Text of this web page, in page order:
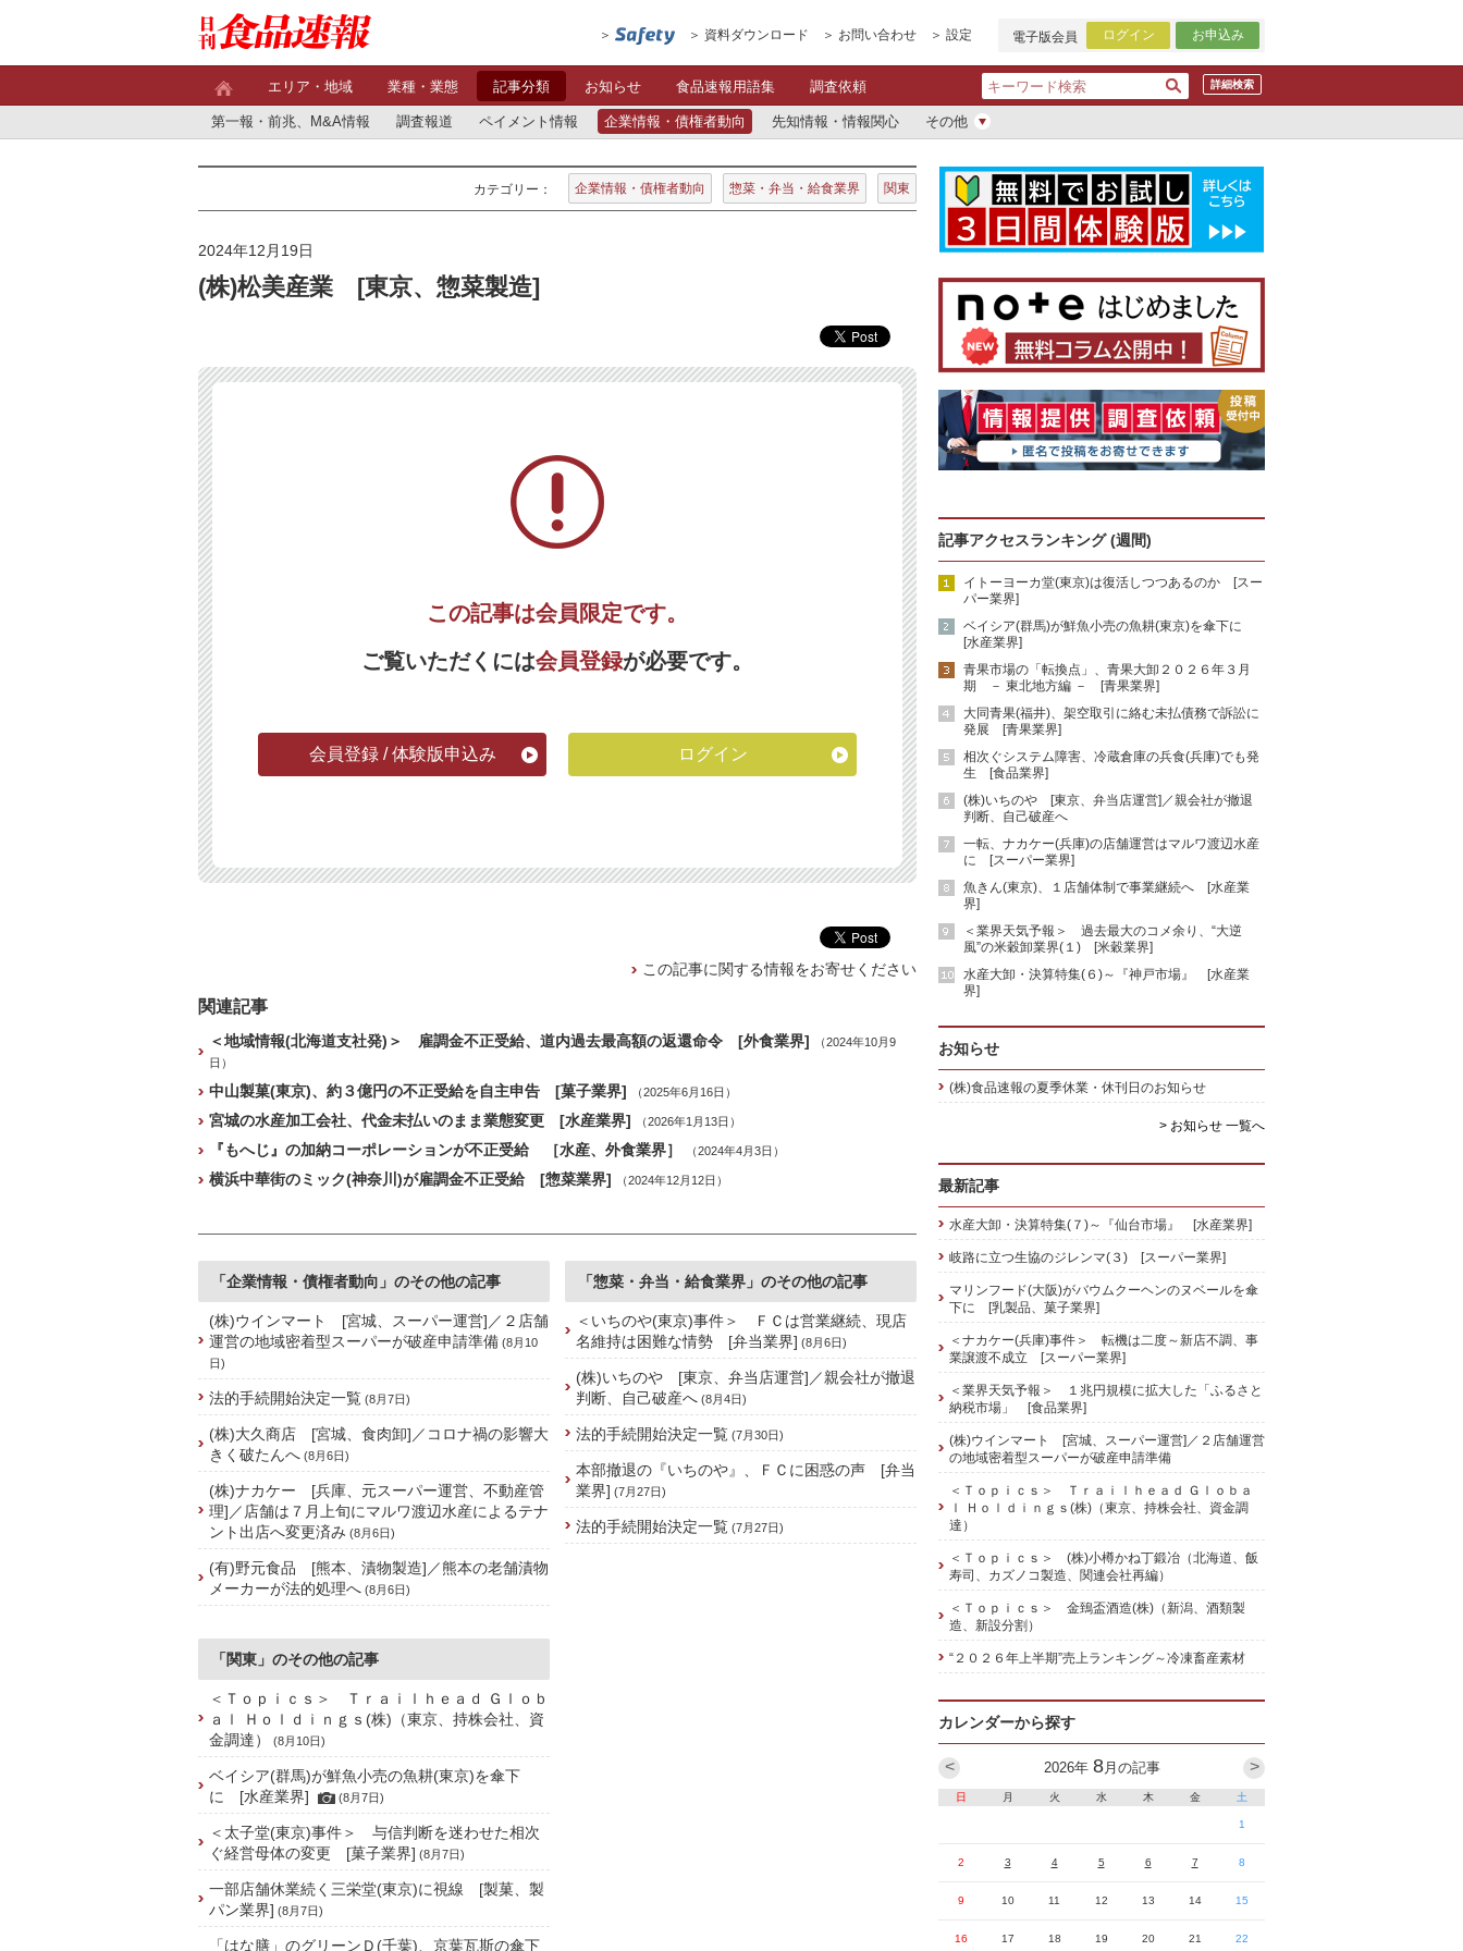
資料ダウンロード お問い合わせ 設定 電子版会員 ログイン お申込み
詳細検索
エリア・地域 業種・業態 記事分類 お知らせ 食品速報用語集 調査依頼
第一報・前兆、M&A情報 調査報道 ペイメント情報 企業情報・債権者動向 先知情報・情報関心 その他
カテゴリー： 企業情報・債権者動向 惣菜・弁当・給食業界 関東
2024年12月19日
(株)松美産業 [東京、惣菜製造]
この記事は会員限定です。
ご覧いただくには会員登録が必要です。
会員登録 / 体験版申込み ログイン
この記事に関する情報をお寄せください
関連記事
＜地域情報(北海道支社発)＞ 雇調金不正受給、道内過去最高額の返還命令 [外食業界]
（2024年10月9
日）
中山製菓(東京)、約３億円の不正受給を自主申告 [菓子業界] （2025年6月16日）
宮城の水産加工会社、代金未払いのまま業態変更 [水産業界] （2026年1月13日）
『もへじ』の加納コーポレーションが不正受給 ［水産、外食業界］ （2024年4月3日）
横浜中華街のミック(神奈川)が雇調金不正受給 [惣菜業界] （2024年12月12日）
「企業情報・債権者動向」のその他の記事
(株)ウインマート [宮城、スーパー運営]／２店舗
運営の地域密着型スーパーが破産申請準備 (8月10
日)
法的手続開始決定一覧 (8月7日)
(株)大久商店 [宮城、食肉卸]／コロナ禍の影響大
きく破たんへ (8月6日)
(株)ナカケー [兵庫、元スーパー運営、不動産管
理]／店舗は７月上旬にマルワ渡辺水産によるテナ
ント出店へ変更済み (8月6日)
(有)野元食品 [熊本、漬物製造]／熊本の老舗漬物
メーカーが法的処理へ (8月6日)
「惣菜・弁当・給食業界」のその他の記事
＜いちのや(東京)事件＞ ＦＣは営業継続、現店
名維持は困難な情勢 [弁当業界] (8月6日)
(株)いちのや [東京、弁当店運営]／親会社が撤退
判断、自己破産へ (8月4日)
法的手続開始決定一覧 (7月30日)
本部撤退の『いちのや』、ＦＣに困惑の声 [弁当
業界] (7月27日)
法的手続開始決定一覧 (7月27日)
「関東」のその他の記事
＜Ｔｏｐｉｃｓ＞ Ｔｒａｉｌｈｅａｄ Ｇｌｏｂ
ａｌ Ｈｏｌｄｉｎｇｓ(株)（東京、持株会社、資
金調達）
(8月10日)
ベイシア(群馬)が鮮魚小売の魚耕(東京)を傘下
に [水産業界]
(8月7日)
＜太子堂(東京)事件＞ 与信判断を迷わせた相次
ぐ経営母体の変更 [菓子業界] (8月7日)
一部店舗休業続く三栄堂(東京)に視線 [製菓、製
パン業界] (8月7日)
「はな膳」のグリーンＤ(千葉)、京葉瓦斯の傘下
記事アクセスランキング (週間)
イトーヨーカ堂(東京)は復活しつつあるのか [スー
パー業界]
ベイシア(群馬)が鮮魚小売の魚耕(東京)を傘下に
[水産業界]
青果市場の「転換点」、青果大卸２０２６年３月
期 － 東北地方編 － [青果業界]
大同青果(福井)、架空取引に絡む未払債務で訴訟に
発展 [青果業界]
相次ぐシステム障害、冷蔵倉庫の兵食(兵庫)でも発
生 [食品業界]
(株)いちのや [東京、弁当店運営]／親会社が撤退
判断、自己破産へ
一転、ナカケー(兵庫)の店舗運営はマルワ渡辺水産
に [スーパー業界]
魚きん(東京)、１店舗体制で事業継続へ [水産業
界]
＜業界天気予報＞ 過去最大のコメ余り、“大逆
風”の米穀卸業界(１) [米穀業界]
水産大卸・決算特集(６)～『神戸市場』 [水産業
界]
お知らせ
(株)食品速報の夏季休業・休刊日のお知らせ
> お知らせ 一覧へ
最新記事
水産大卸・決算特集(７)～『仙台市場』 [水産業界]
岐路に立つ生協のジレンマ(３) [スーパー業界]
マリンフード(大阪)がバウムクーヘンのヌベールを傘
下に [乳製品、菓子業界]
＜ナカケー(兵庫)事件＞ 転機は二度～新店不調、事
業譲渡不成立 [スーパー業界]
＜業界天気予報＞ １兆円規模に拡大した「ふるさと
納税市場」 [食品業界]
(株)ウインマート [宮城、スーパー運営]／２店舗運営
の地域密着型スーパーが破産申請準備
＜Ｔｏｐｉｃｓ＞ Ｔｒａｉｌｈｅａｄ Ｇｌｏｂａ
ｌ Ｈｏｌｄｉｎｇｓ(株)（東京、持株会社、資金調
達）
＜Ｔｏｐｉｃｓ＞ (株)小樽かね丁鍛冶（北海道、飯
寿司、カズノコ製造、関連会社再編）
＜Ｔｏｐｉｃｓ＞ 金鵄盃酒造(株)（新潟、酒類製
造、新設分割）
“２０２６年上半期”売上ランキング～冷凍畜産素材
カレンダーから探す
2026年 8月の記事 >
<
日 月 火 水 木 金 土
1
2 3 4 5 6 7 8
9 10 11 12 13 14 15
16 17 18 19 20 21 22